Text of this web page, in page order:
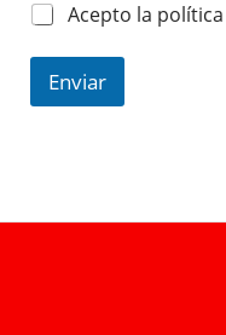
Acepto la
Enviar